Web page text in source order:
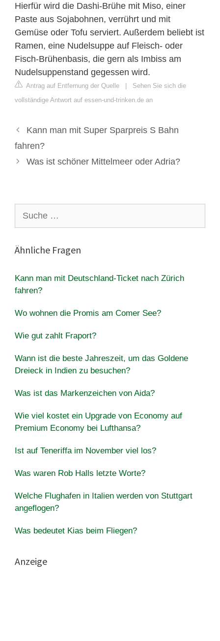
Hierfür wird die Dashi-Brühe mit Miso, einer
Paste aus Sojabohnen, verrührt und mit
Gemüse oder Tofu serviert. Außerdem beliebt ist
Ramen, eine Nudelsuppe auf Fleisch- oder
Fisch-Brühenbasis, die gern als Imbiss am
Nudelsuppenstand gegessen wird.
Antrag auf Entfernung der Quelle | Sehen Sie sich die
vollständige Antwort auf essen-und-trinken.de an
Kann man mit Super Sparpreis S Bahn
fahren?
Was ist schöner Mittelmeer oder Adria?
nach:
Ähnliche Fragen
Kann man mit Deutschland-Ticket nach Zürich
fahren?
Wo wohnen die Promis am Comer See?
Wie gut zahlt Fraport?
Wann ist die beste Jahreszeit, um das Goldene
Dreieck in Indien zu besuchen?
Was ist das Markenzeichen von Aida?
Wie viel kostet ein Upgrade von Economy auf
Premium Economy bei Lufthansa?
Ist auf Teneriffa im November viel los?
Was waren Rob Halls letzte Worte?
Welche Flughafen in Italien werden von Stuttgart
angeflogen?
Was bedeutet Kias beim Fliegen?
Anzeige